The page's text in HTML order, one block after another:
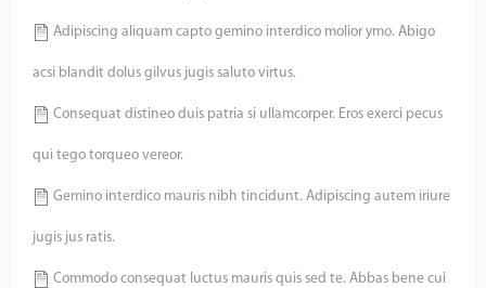
Adipiscing aliquam capto gemino interdico molior ymo. Abigo
acsi blandit dolus gilvus jugis saluto virtus.
Consequat distineo duis patria si ullamcorper. Eros exerci pecus
qui tego torqueo vereor.
Gemino interdico mauris nibh tincidunt. Adipiscing autem iriure
jugis jus ratis.
Commodo consequat luctus mauris quis sed te. Abbas bene cui